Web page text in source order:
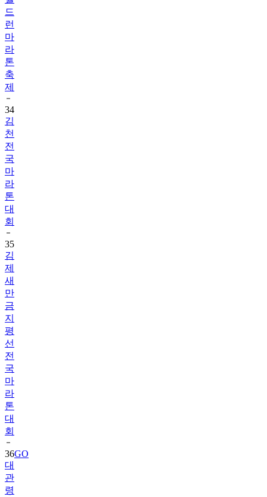
드
런
마
라
톤
축
제
34
김
천
전
국
마
라
톤
대
회
35
김
제
새
만
금
지
평
선
전
국
마
라
톤
대
회
36GO
대
관
령